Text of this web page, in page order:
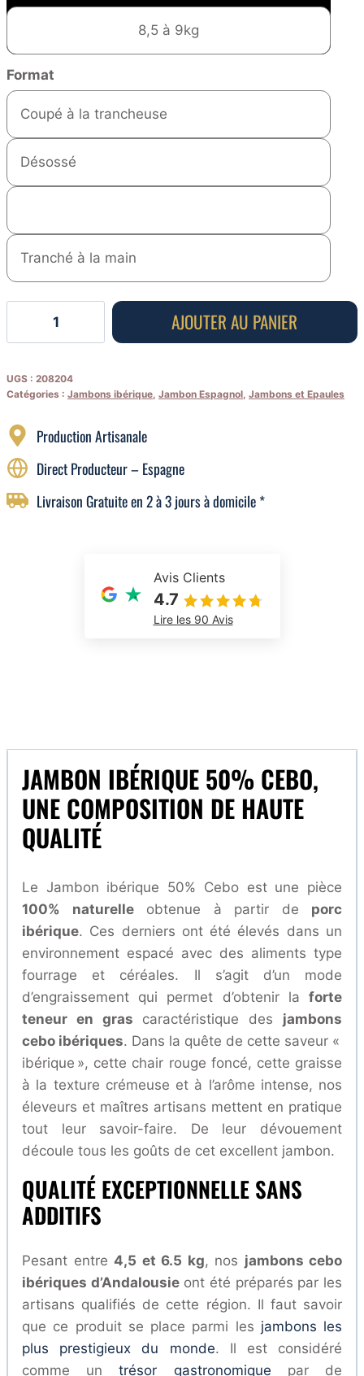
8,5 à 9kg
Format
Coupé à la trancheuse
Désossé
Tranché à la main
ibérique
50%
Cebo
Pata
Negra
AJOUTER AU PANIER
UGS : 208204
Catégories : Jambons ibérique, Jambon Espagnol, Jambons et Epaules
Production Artisanale
Direct Producteur – Espagne
Livraison Gratuite en 2 à 3 jours à domicile *
Avis Clients
4.7
Lire les 90 Avis
JAMBON IBÉRIQUE 50% CEBO,
UNE COMPOSITION DE HAUTE
QUALITÉ
Le Jambon ibérique 50% Cebo est une pièce
100% naturelleobtenue à partir de porc
ibérique. Ces derniers ont été élevés dans un
environnement espacé avec des aliments type
fourrage et céréales. Il s’agit d’un mode
d’engraissement qui permet d’obtenir la forte
teneur en gras caractéristique des jambons
cebo ibériques. Dans la quête de cette saveur «
ibérique », cette chair rouge foncé, cette graisse
à la texture crémeuse et à l’arôme intense, nos
éleveurs et maîtres artisans mettent en pratique
tout leur savoir-faire. De leur dévouement
découle tous les goûts de cet excellent jambon.
QUALITÉ EXCEPTIONNELLE SANS
ADDITIFS
Pesant entre 4,5 et 6.5 kg, nos jambons cebo
ibériques d’Andalousieont été préparés par les
artisans qualifiés de cette région. Il faut savoir
que ce produit se place parmi les jambons les
plus prestigieux du monde. Il est considéré
comme untrésor gastronomique par de